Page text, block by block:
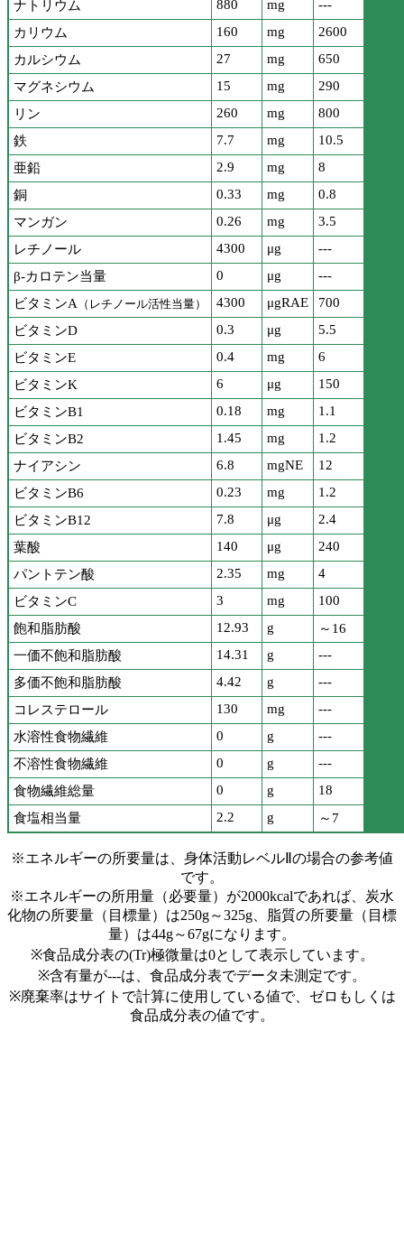
ナトリウム
880 mg
---
カリウム
160 mg
2600
カルシウム
27 mg
650
マグネシウム
15 mg
290
リン
260 mg
800
鉄
7.7 mg
10.5
亜鉛
2.9 mg
8
銅
0.33 mg
0.8
マンガン
0.26 mg
3.5
レチノール
4300 μg
---
β-カロテン当量
0 μg
---
ビタミンA （レチノール活性当量） 4300 μgRAE
700
ビタミンD
0.3 μg
5.5
ビタミンE
0.4 mg
6
ビタミンK
6 μg
150
ビタミンB1
0.18 mg
1.1
ビタミンB2
1.45 mg
1.2
ナイアシン
6.8 mgNE
12
ビタミンB6
0.23 mg
1.2
ビタミンB12
7.8 μg
2.4
葉酸
140 μg
240
パントテン酸
2.35 mg
4
ビタミンC
3 mg
100
飽和脂肪酸
12.93 g
～16
一価不飽和脂肪酸
14.31 g
---
多価不飽和脂肪酸
4.42 g
---
コレステロール
130 mg
---
水溶性食物繊維
0 g
---
不溶性食物繊維
0 g
---
食物繊維総量
0 g
18
食塩相当量
2.2 g ～7
※エネルギーの所要量は、身体活動レベルⅡの場合の参考値
です。
※エネルギーの所用量（必要量）が2000kcalであれば、炭水
化物の所要量（目標量）は250g～325g、脂質の所要量（目標
量）は44g～67gになります。
※食品成分表の(Tr)極微量は0として表示しています。
※含有量が---は、食品成分表でデータ未測定です。
※廃棄率はサイトで計算に使用している値で、ゼロもしくは
食品成分表の値です。